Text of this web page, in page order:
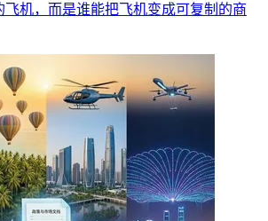
机，而是谁能把飞机变成可复制的商